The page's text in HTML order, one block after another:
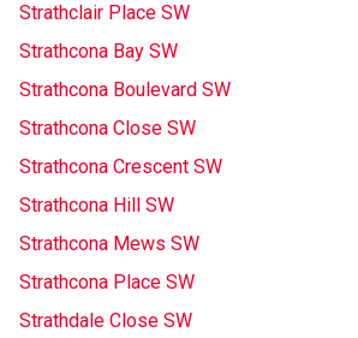
Strathclair Place SW
Strathcona Bay SW
Strathcona Boulevard SW
Strathcona Close SW
Strathcona Crescent SW
Strathcona Hill SW
Strathcona Mews SW
Strathcona Place SW
Strathdale Close SW